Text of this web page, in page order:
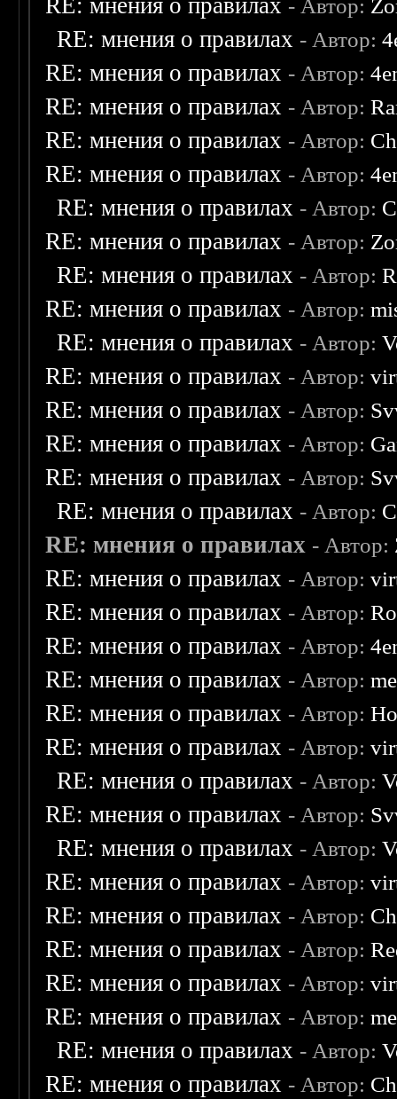
RE: мнения о правилах - Автор:
RE: мнения о правилах - Автор:
RE: мнения о правилах - Автор:
RE: мнения о правилах - Автор:
RE: мнения о правилах - Автор:
RE: мнения о правилах - Автор:
RE: мнения о правилах - Автор:
RE: мнения о правилах - Автор:
RE: мнения о правилах - Автор:
RE: мнения о правилах - Автор:
RE: мнения о правилах - Автор:
RE: мнения о правилах - Автор:
RE: мнения о правилах - Автор:
RE: мнения о правилах - Автор:
RE: мнения о правилах - Автор:
RE: мнения о правилах - Автор:
RE: мнения о правилах - Автор:
RE: мнения о правилах - Автор:
RE: мнения о правилах - Автор:
RE: мнения о правилах - Автор:
RE: мнения о правилах - Автор:
RE: мнения о правилах - Автор:
RE: мнения о правилах - Автор:
RE: мнения о правилах - Автор:
RE: мнения о правилах - Автор:
RE: мнения о правилах - Автор:
RE: мнения о правилах - Автор:
RE: мнения о правилах - Автор:
RE: мнения о правилах - Автор:
RE: мнения о правилах - Автор:
RE: мнения о правилах - Автор:
RE: мнения о правилах - Автор:
RE: мнения о правилах - Автор: